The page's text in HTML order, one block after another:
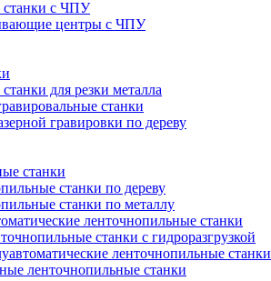
станки с ЧПУ
центры с ЧПУ
для резки металла
станки
гравировки по дереву
станки
станки по дереву
станки по металлу
ленточнопильные станки
станки с гидроразгрузкой
ленточнопильные станки
ленточнопильные станки